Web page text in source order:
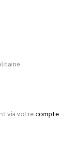
via votre compte